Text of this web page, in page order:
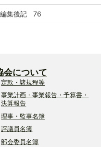
編集後記 76
会について
定款・諸規程等
事業計画・事業報告・予算書・
決算報告
理事・監事名簿
評議員名簿
部会委員名簿